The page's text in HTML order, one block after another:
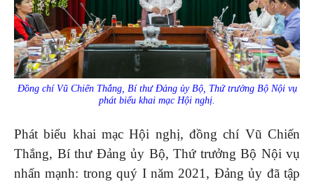
Đồng chí Vũ Chiến Thắng, Bí thư Đảng ủy Bộ, Thứ trưởng Bộ Nội vụ
phát biểu khai mạc Hội nghị.
Phát biểu khai mạc Hội nghị, đồng chí Vũ Chiến
Thắng, Bí thư Đảng ủy Bộ, Thứ trưởng Bộ Nội vụ
nhấn mạnh: trong quý I năm 2021, Đảng ủy đã tập